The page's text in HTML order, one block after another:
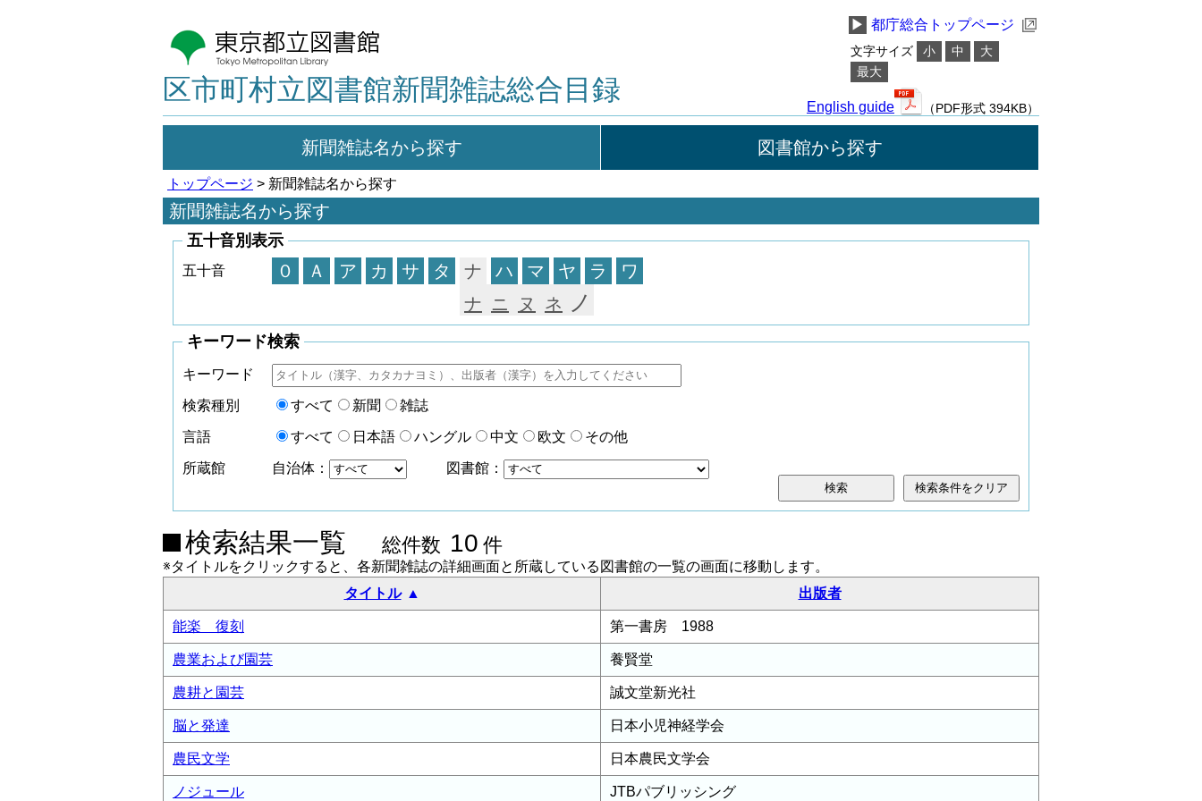
区市町村立図書館新聞雑誌総合目録
▶ 都庁総合トップページ
文字サイズ 小 中
大
最大
English guide （PDF形式 394KB）
新聞雑誌名から探す 図書館から探す
トップページ > 新聞雑誌名から探す
新聞雑誌名から探す
五十音別表示
五十音 ０ Ａ ア カ サ タ ナ ハ マ ヤ ラ
ワ
ナ ニ ヌ ネ ノ
キーワード検索
キーワード
検索種別 すべて 新聞 雑誌
言語 すべて 日本語 ハングル 中文 欧文 その他
所蔵館 自治体： 図書館：
検索条件をクリア
検索結果一覧 総件数 10 件
※タイトルをクリックすると、各新聞雑誌の詳細画面と所蔵している図書館の一覧の画面に移動します。
タイトル
出版者
能楽 復刻 第一書房 1988
農業および園芸 養賢堂
農耕と園芸 誠文堂新光社
脳と発達 日本小児神経学会
農民文学 日本農民文学会
ノジュール JTBパブリッシング